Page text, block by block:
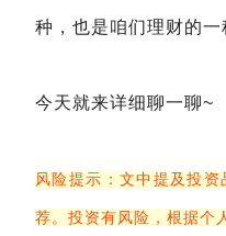
种，也是咱们理财的一
今天就来详细聊一聊~
风险提示：文中提及投
荐。投资有风险，根据个